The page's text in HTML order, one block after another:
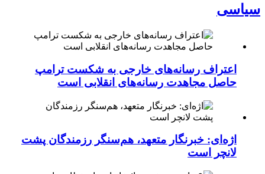
سیاسی
اعتراف رسانه‌های خارجی به شکست ترامپ
حاصل مجاهدت رسانه‌های انقلابی است
اژه‌ای: خبرنگار متعهد، هم‌سنگر رزمندگان پشت
لانچر است